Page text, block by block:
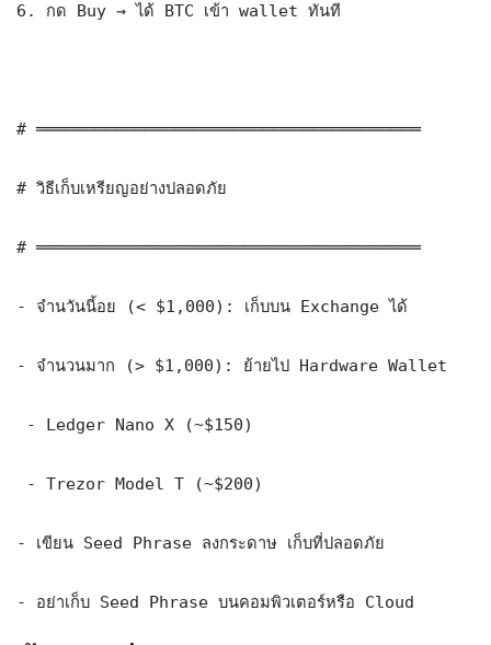
6. กด Buy → ได้ BTC เข้า wallet ทันที
# ═══════════════════════════════════════
# วิธีเก็บเหรียญอย่างปลอดภัย
# ═══════════════════════════════════════
- จำนวันนี้อย (< $1,000): เก็บบน Exchange ได้
- จำนวนมาก (> $1,000): ย้ายไป Hardware Wallet
- Ledger Nano X (~$150)
- Trezor Model T (~$200)
- เขียน Seed Phrase ลงกระดาษ เก็บที่ปลอดภัย
- อย่าเก็บ Seed Phrase บนคอมพิวเตอร์หรือ Cloud